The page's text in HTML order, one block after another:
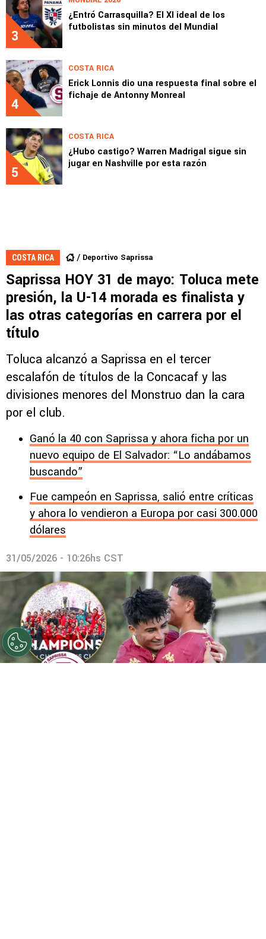
3
¿Entró Carrasquilla? El XI ideal de los
futbolistas sin minutos del Mundial
4
COSTA RICA
Erick Lonnis dio una respuesta final sobre el
fichaje de Antonny Monreal
5
COSTA RICA
¿Hubo castigo? Warren Madrigal sigue sin
jugar en Nashville por esta razón
COSTA RICA Deportivo Saprissa
Saprissa HOY 31 de mayo: Toluca mete
presión, la U-14 morada es finalista y
las otras categorías en carrera por el
título
Toluca alcanzó a Saprissa en el tercer
escalafón de títulos de la Concacaf y las
divisiones menores del Monstruo dan la cara
por el club.
Ganó la 40 con Saprissa y ahora ficha por un
nuevo equipo de El Salvador: “Lo andábamos
buscando”
Fue campeón en Saprissa, salió entre críticas
y ahora lo vendieron a Europa por casi 300.000
dólares
31/05/2026 - 10:26hs CST